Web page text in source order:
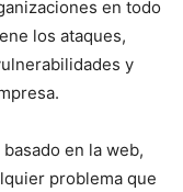
en todo
los ataques,
y
en la web,
problema que